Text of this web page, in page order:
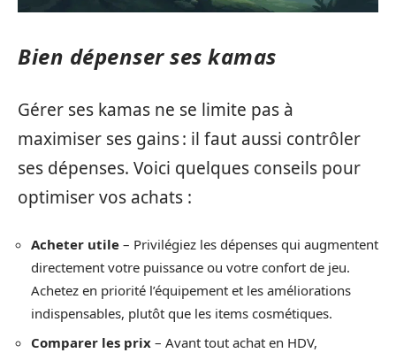
Bien dépenser ses kamas
Gérer ses kamas ne se limite pas à
maximiser ses gains : il faut aussi contrôler
ses dépenses. Voici quelques conseils pour
optimiser vos achats :
Acheter utile – Privilégiez les dépenses qui augmentent
directement votre puissance ou votre confort de jeu.
Achetez en priorité l’équipement et les améliorations
indispensables, plutôt que les items cosmétiques.
Comparer les prix – Avant tout achat en HDV,